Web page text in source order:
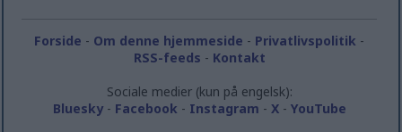
Forside - Om denne hjemmeside - Privatlivspolitik -
RSS-feeds - Kontakt
Sociale medier (kun på engelsk):
Bluesky- Facebook - Instagram - X- YouTube